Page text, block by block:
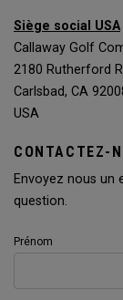
Siège social USA
Callaway Golf
2180 Rutherford
Carlsbad, CA
USA
CONTACTEZ-
Envoyez nous un
question.
Prénom